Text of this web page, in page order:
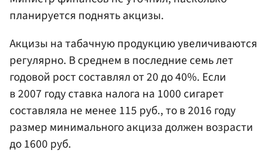
планируется поднять акцизы.
Акцизы на табачную продукцию увеличиваются
регулярно. В среднем в последние семь лет
годовой рост составлял от 20 до 40%. Если
в 2007 году ставка налога на 1000 сигарет
составляла не менее 115 руб., то в 2016 году
размер минимального акциза должен возрасти
до 1600 руб.